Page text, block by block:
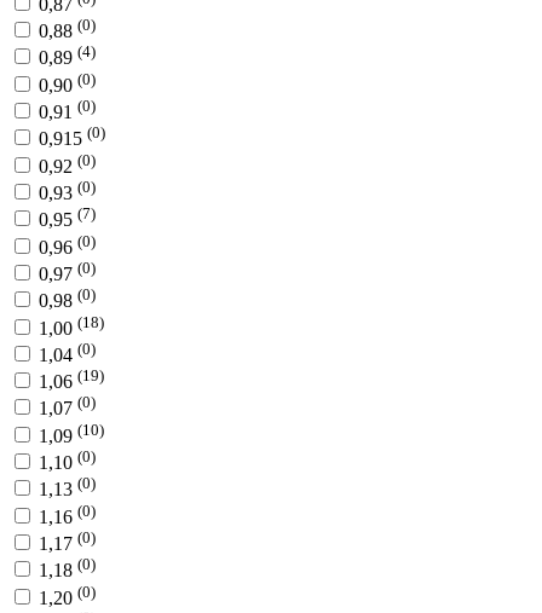
0,88 (0)
0,89 (4)
0,90 (0)
0,91 (0)
0,915 (0)
0,92 (0)
0,93 (0)
0,95 (7)
0,96 (0)
0,97 (0)
0,98 (0)
1,00 (18)
1,04 (0)
1,06 (19)
1,07 (0)
1,09 (10)
1,10 (0)
1,13 (0)
1,16 (0)
1,17 (0)
1,18 (0)
1,20 (0)